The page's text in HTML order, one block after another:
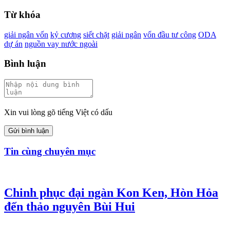
Từ khóa
giải ngân vốn kỷ cương siết chặt giải ngân vốn đầu tư công ODA
dự án nguồn vay nước ngoài
Bình luận
Xin vui lòng gõ tiếng Việt có dấu
Gửi bình luận
Tin cùng chuyên mục
Chinh phục đại ngàn Kon Ken, Hòn Hỏa
đến thảo nguyên Bùi Hui